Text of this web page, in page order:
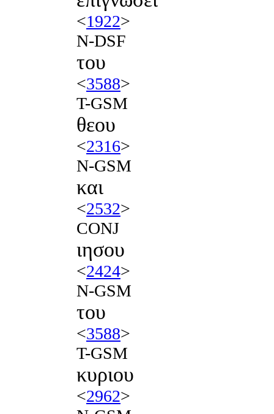
<1922>
N-DSF
του
<3588>
T-GSM
θεου
<2316>
N-GSM
και
<2532>
CONJ
ιησου
<2424>
N-GSM
του
<3588>
T-GSM
κυριου
<2962>